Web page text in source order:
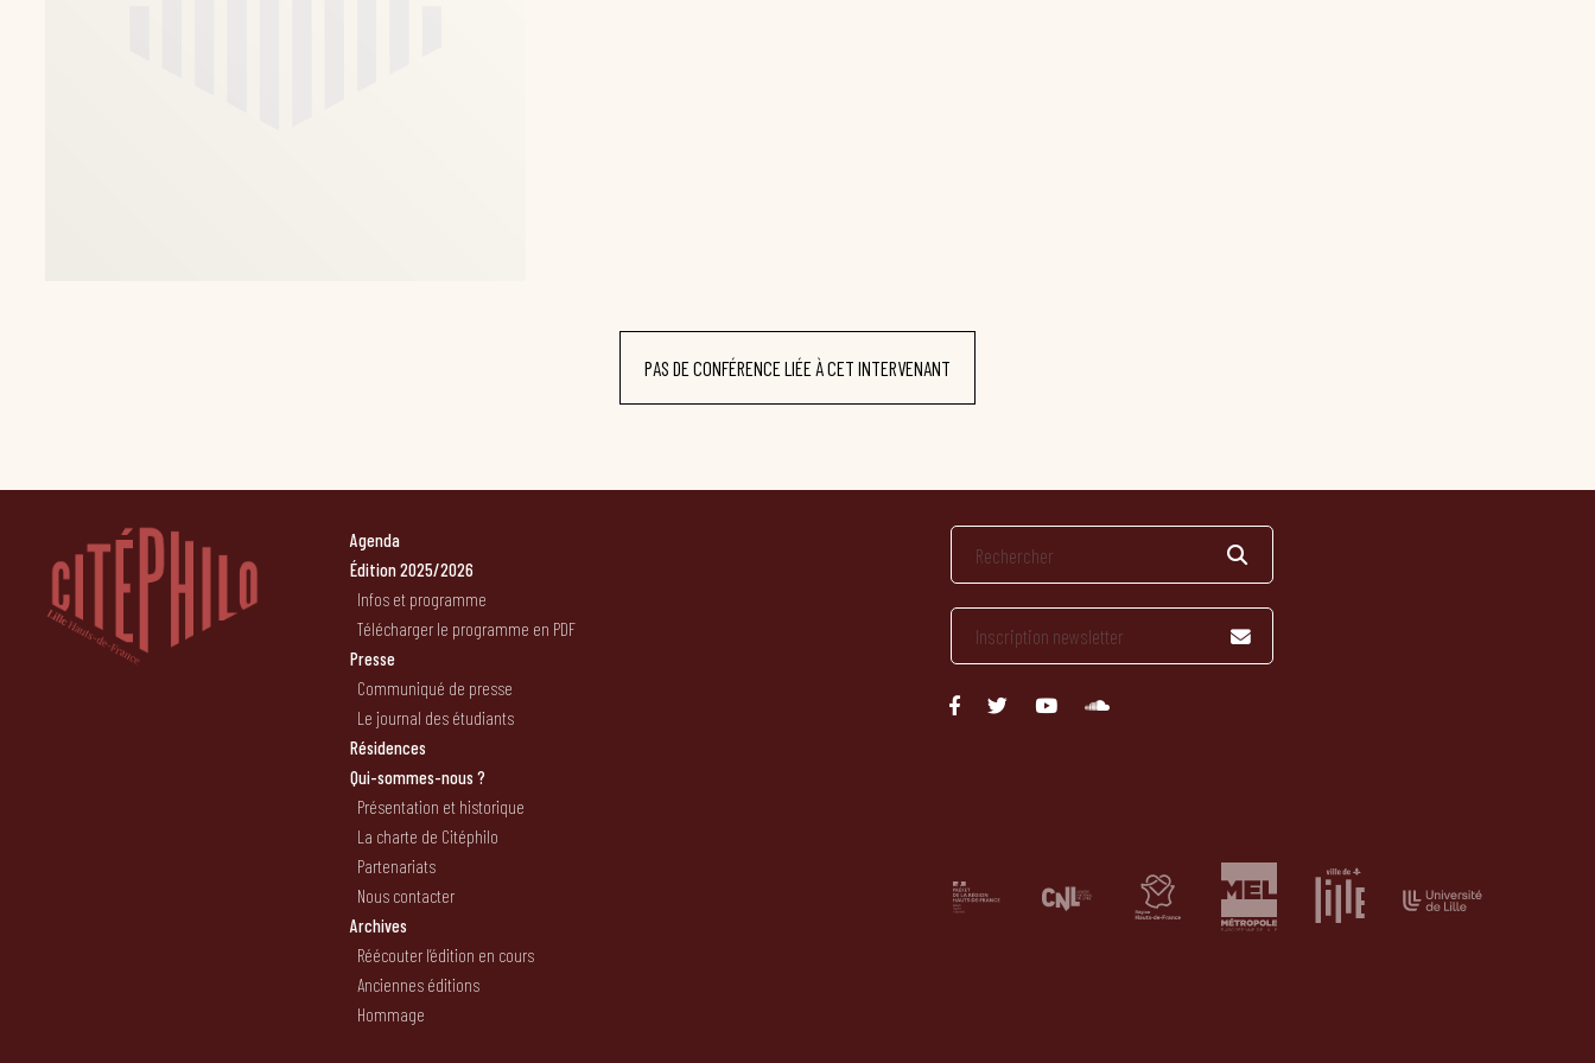
PAS DE CONFÉRENCE LIÉE À CET INTERVENANT
Agenda
Édition 2025/2026
Infos et programme
Télécharger le programme en PDF
Presse
Communiqué de presse
Le journal des étudiants
Résidences
Qui-sommes-nous ?
Présentation et historique
La charte de Citéphilo
Partenariats
Nous contacter
Archives
Réécouter l’édition en cours
Anciennes éditions
Hommage